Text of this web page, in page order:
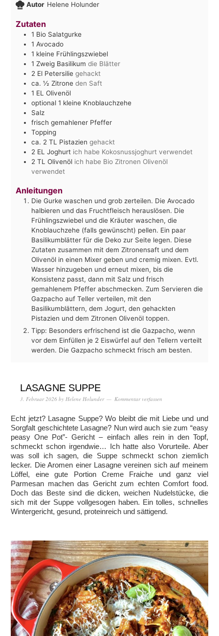
Autor Helene Holunder
Zutaten
1 Bio Salatgurke
1 Avocado
1 kleine Frühlingszwiebel
1 Zweig Basilikum die Blätter
2 El Petersilie gehackt
ca. ½Zitrone den Saft
1 EL Olivenöl
optional 1 kleine Knoblauchzehe
Salz
frisch gemahlener Pfeffer
Topping
ca. 2 TL Pistazien gehackt
2 EL Joghurt ich habe Kokosnussjoghurt verwendet
2 TL Olivenöl ich habe Bio Zitronen Olivenöl
verwendet
Anleitungen
Die Gurke waschen und grob zerteilen. Die Avocado
halbieren und das Fruchtfleisch herauslösen. Die
Frühlingszwiebel und die Kräuter waschen, die
Knoblauchzehe (falls gewünscht) pellen. Ein paar
Basilikumblätter für die Deko zur Seite legen. Diese
Zutaten zusammen mit dem Zitronensaft und dem
Olivenöl in einen Mixer geben und cremig mixen. Evtl.
Wasser hinzugeben und erneut mixen, bis die
Konsistenz passt, dann mit Salz und frisch
gemahlenem Pfeffer abschmecken. Zum Servieren die
Gazpacho auf Teller verteilen, mit den
Basilikumblättern, dem Jogurt, den gehackten
Pistazien und dem Zitronen Olivenöl toppen.
Tipp: Besonders erfrischend ist die Gazpacho, wenn
vor dem Einfüllen je 2 Eiswürfel auf den Tellern verteilt
werden. Die Gazpacho schmeckt frisch am besten.
LASAGNE SUPPE
3. Februar 2026 by Helene Holunder Kommentar verfassen
Echt jetzt? Lasagne Suppe? Wo bleibt die mit Liebe und und
Sorgfalt geschichtete Lasagne? Nun wird auch sie zum “easy
peasy One Pot”- Gericht – einfach alles rein in den Topf,
schmeckt schon irgendwie… Ich hatte also Vorurteile. Aber
was soll ich sagen, die Suppe schmeckt schon ziemlich
lecker. Die Aromen einer Lasagne vereinen sich auf meinem
Löffel, eine gute Portion Creme Fraiche und ganz viel
Parmesan machen das Gericht zum echten Comfort food.
Doch das Beste sind die dicken, weichen Nudelstücke, die
sich mit der Suppe vollgesogen haben. Ein tolles, schnelles
Wintergericht, gesund, proteinreich und sättigend.